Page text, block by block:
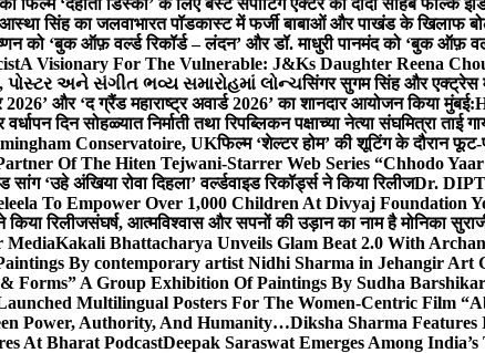
फिल्म ‘देहाती डिस्को’ के लिए बेस्ट सपोर्टिंग एक्टर का दादा साहब फाल्के
आस्था सिंह का जलवाभारत पॉडकास्ट में फर्जी बाबाओं और पाखंड के खिलाफ बोले
को ‘बुक ऑफ़ वर्ल्ड रिकॉर्ड – लंदन’ और डॉ. माधुरी पानमंद को ‘बुक ऑफ़
A Visionary For The Vulnerable: J&Ks Daughter Reena
અને સંગીત ભવ્ય સમારોહમાં લોન્ચसिंगर सुगम सिंह और एक्ट्रेस
और ‘द ग्रैंड महाराष्ट्र अवार्ड 2026’ का शानदार आयोजन किया मुंबई:
वर्धापन दिन सोहळ्यात निर्माती तथा रिपब्लिकन पक्षाच्या नेत्या संघमित्रा ताई
Conservatoire, UKफिल्म ‘शेल्टर होम’ की शूटिंग के दौरान
Of The Hiten Tejwani-Starrer Web Series “Chhodo
‘उहे अंखिया रोवा दिहला’ वर्ल्डवाइड रिकॉर्ड्स ने किया रिलीजDr.
To Empower Over 1,000 Children At Divyaj Foundation
किया रिलीजसंघर्ष, आत्मविश्वास और सपनों की उड़ान का नाम है मोनिका
MediaKakali Bhattacharya Unveils Glam Beat 2.0 With
By contemporary artist Nidhi Sharma in Jehangir Art
Forms” A Group Exhibition Of Paintings By Sudha
Multilingual Posters For The Women-Centric Film
Power, Authority, And Humanity…Diksha Sharma
At Bharat PodcastDeepak Saraswat Emerges Among